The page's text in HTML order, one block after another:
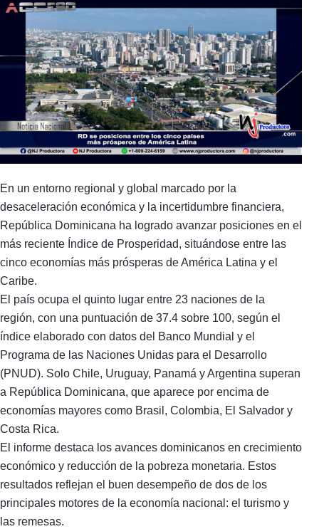
En un entorno regional y global marcado por la
desaceleración económica y la incertidumbre financiera,
República Dominicana ha logrado avanzar posiciones en el
más reciente Índice de Prosperidad, situándose entre las
cinco economías más prósperas de América Latina y el
Caribe.
El país ocupa el quinto lugar entre 23 naciones de la
región, con una puntuación de 37.4 sobre 100, según el
índice elaborado con datos del Banco Mundial y el
Programa de las Naciones Unidas para el Desarrollo
(PNUD). Solo Chile, Uruguay, Panamá y Argentina superan
a República Dominicana, que aparece por encima de
economías mayores como Brasil, Colombia, El Salvador y
Costa Rica.
El informe destaca los avances dominicanos en crecimiento
económico y reducción de la pobreza monetaria. Estos
resultados reflejan el buen desempeño de dos de los
principales motores de la economía nacional: el turismo y
las remesas.